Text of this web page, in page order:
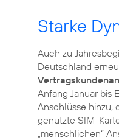
Starke
Auch zu
Deutschland
Anfang Januar bis
Anschlüsse hinzu,
genutzte SIM-
„menschlichen“